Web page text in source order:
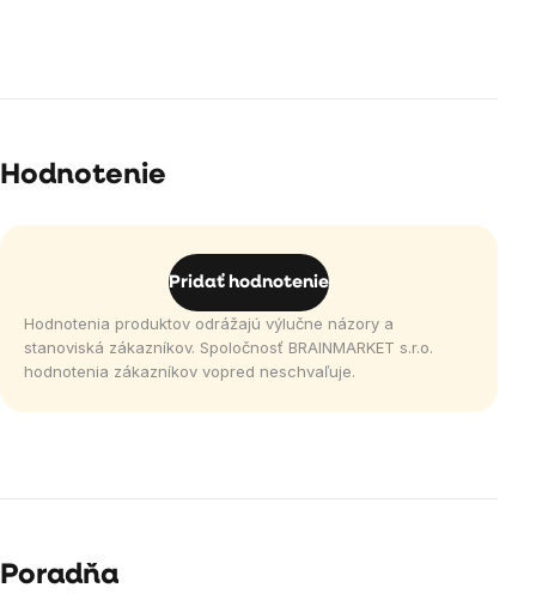
Hodnotenie
Pridať hodnotenie
Hodnotenia produktov odrážajú výlučne názory a
stanoviská zákazníkov. Spoločnosť BRAINMARKET s.r.o.
hodnotenia zákazníkov vopred neschvaľuje.
Poradňa